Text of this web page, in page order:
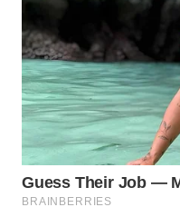
WAHANANEWS
ID
WAHANANEWS
CO ID
WAHANANEWS
NET